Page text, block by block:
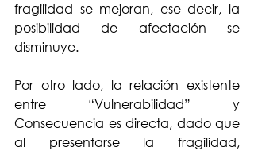
fragilidad se mejoran, ese decir, la
posibilidad de afectación se
disminuye.
Por otro lado, la relación existente
entre “Vulnerabilidad” y
Consecuencia es directa, dado que
al presentarse la fragilidad,